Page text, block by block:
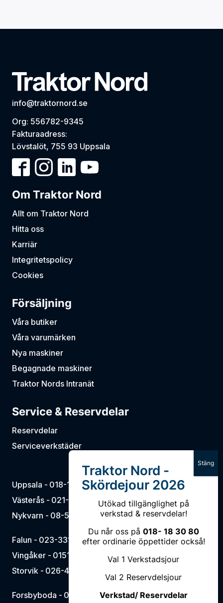
info@traktornord.se
Org: 556782-9345
Fakturaadress:
Lövstalöt, 755 93 Uppsala
Om Traktor Nord
Allt om Traktor Nord
Hitta oss
Karriär
Integritetspolicy
Cookies
Försäljning
Våra butiker
Våra varumärken
Nya maskiner
Begagnade maskiner
Traktor Nords Intranät
Service & Reservdelar
Reservdelar
Serviceverkstäder
Uppsala - 018-18 30 80
Västerås - 021-15 16 00
Nykvarn - 08-50 66 57 00
Falun - 023-331 90
Vingåker - 0151-75 07 00
Storvik - 026-420 17 17
Forsbyboda - 0581-703 10
Utökad tillgänglighet på
verkstad & reservdelar!
Du når oss på 018- 18 30 80
efter ordinarie öppettider också!
Val 1 Verkstadsjour
Val 2 Reservdelsjour
Verkstad/ Reservdelar